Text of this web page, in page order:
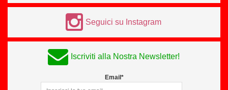
Seguici su Instagram
Iscriviti alla Nostra Newsletter!
Email*